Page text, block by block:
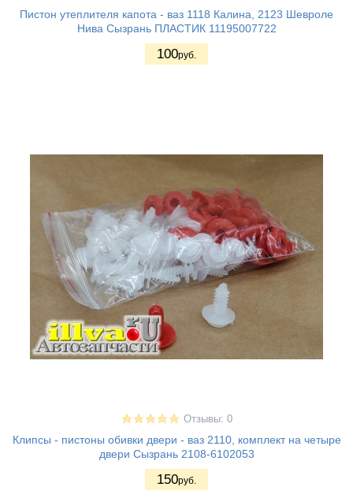
Пистон утеплителя капота - ваз 1118 Калина, 2123 Шевроле
Нива Сызрань ПЛАСТИК 11195007722
100руб.
Отзывы: 0
Клипсы - пистоны обивки двери - ваз 2110, комплект на четыре
двери Сызрань 2108-6102053
150руб.